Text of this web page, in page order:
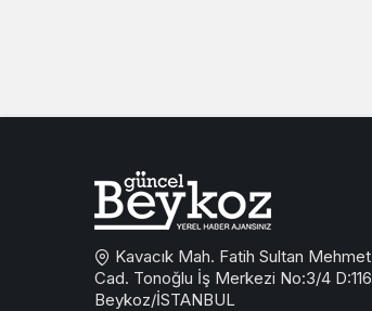
Kavacık Mah. Fatih Sultan Mehmet
Cad. Tonoğlu İş Merkezi No:3/4 D:116
Beykoz/İSTANBUL